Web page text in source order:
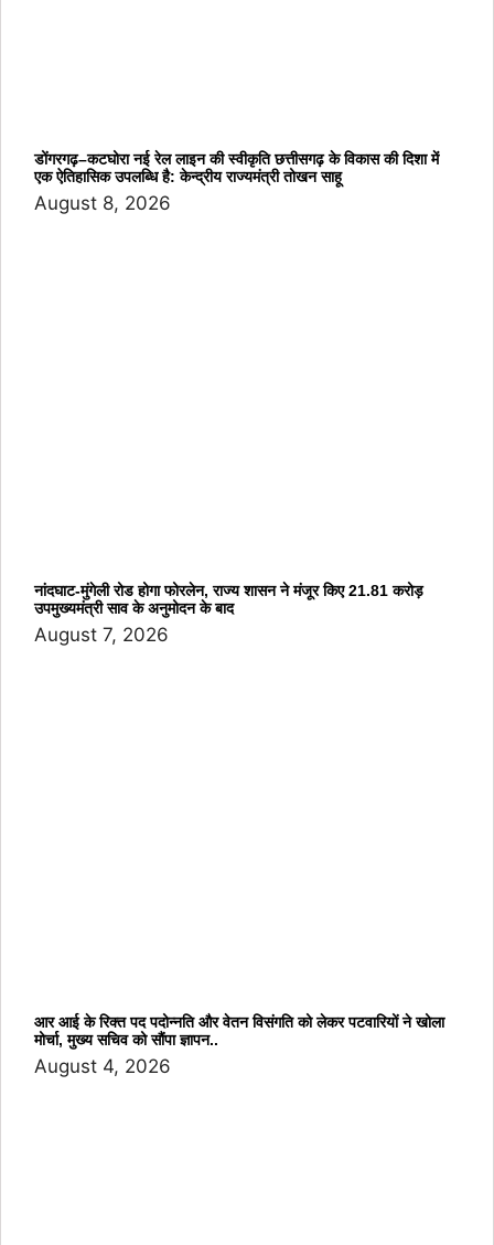
डोंगरगढ़–कटघोरा नई रेल लाइन की स्वीकृति छत्तीसगढ़ के विकास की दिशा में
एक ऐतिहासिक उपलब्धि है: केन्द्रीय राज्यमंत्री तोखन साहू
August 8, 2026
नांदघाट-मुंगेली रोड होगा फोरलेन, राज्य शासन ने मंजूर किए 21.81 करोड़
उपमुख्यमंत्री साव के अनुमोदन के बाद
August 7, 2026
आर आई के रिक्त पद पदोन्नति और वेतन विसंगति को लेकर पटवारियों ने खोला
मोर्चा, मुख्य सचिव को सौंपा ज्ञापन..
August 4, 2026